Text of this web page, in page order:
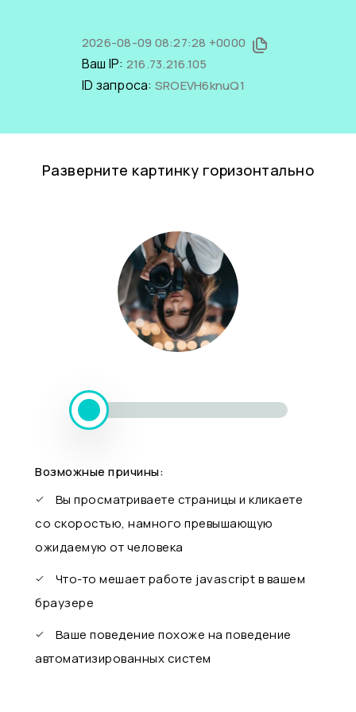
2026-08-09 08:27:28 +0000
Ваш IP: 216.73.216.105
ID запроса: SROEVH6knuQ1
Разверните картинку горизонтально
Возможные причины:
Вы просматриваете страницы и кликаете
со скоростью, намного превышающую
ожидаемую от человека
Что-то мешает работе javascript в вашем
браузере
Ваше поведение похоже на поведение
автоматизированных систем